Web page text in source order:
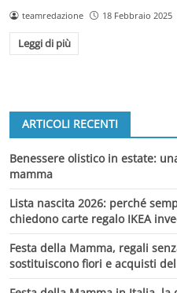
teamredazione 18 Febbraio 2025
Leggi di più
ARTICOLI RECENTI
Benessere olistico in estate:
mamma
Lista nascita 2026: perché
chiedono carte regalo IKEA
Festa della Mamma, regali
sostituiscono fiori e acquisti